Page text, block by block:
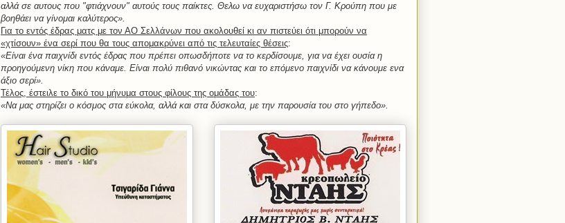
αλλά σε αυτους που "φτιάχνουν" αυτούς τους παίκτες. Θελω να ευχαριστήσω τον Γ. Κρούπη που με
βοηθάει να γίνομαι καλύτερος».
Για το εντός έδρας ματς με τον ΑΟ Σελλάνων που ακολουθεί κι αν πιστεύει ότι μπορούν να
«χτίσουν» ένα σερί που θα τους απομακρύνει από τις τελευταίες θέσεις:
«Είναι ένα παιχνίδι εντός έδρας που πρέπει οπωσδήποτε να το κερδίσουμε, για να έχει ουσία η
προηγούμενη νίκη που κάναμε. Είναι πολύ πιθανό νικώντας και το επόμενο παιχνίδι να κάνουμε ενα
άξιο σερί».
Τέλος, έστειλε το δικό του μήνυμα στους φίλους της ομάδας του:
«Να μας στηρίζει ο κόσμος στα εύκολα, αλλά και στα δύσκολα, με την παρουσία του στο γήπεδο».